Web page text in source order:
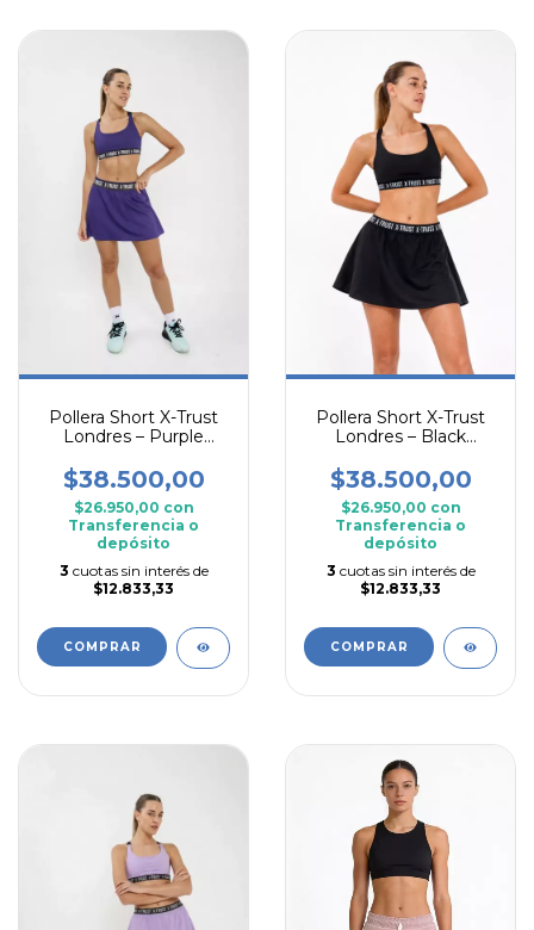
Pollera Short X-Trust
Londres – Purple
$38.500,00
$26.950,00 con
Transferencia o
depósito
3 cuotas sin interés de
$12.833,33
COMPRAR
Pollera Short X-Trust
Londres – Black
$38.500,00
$26.950,00 con
Transferencia o
depósito
3 cuotas sin interés de
$12.833,33
COMPRAR